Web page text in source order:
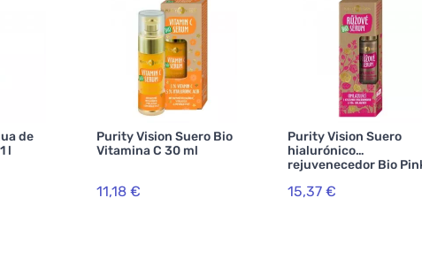
de
l
Purity Vision Suero Bio
Vitamina C 30 ml
11,18 €
Purity Vision Suero
hialurónico
rejuvenecedor Bio
15,37 €